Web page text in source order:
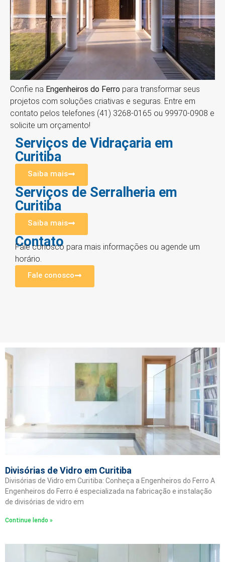
Confie na Engenheiros do Ferro para transformar seus
projetos com soluções criativas e seguras. Entre em
contato pelos telefones (41) 3268-0165 ou 99970-0908 e
solicite um orçamento!
Serviços de Vidraçaria em
Curitiba
Saiba mais
Serviços de Serralheria em
Curitiba
Saiba mais
Contato
Fale conosco para mais informações ou agende um
horário.
Fale conosco
Divisórias de Vidro em Curitiba
Divisórias de Vidro em Curitiba: Conheça a Engenheiros do Ferro A
Engenheiros do Ferro é especializada na fabricação e instalação
de divisórias de vidro em
Continue lendo »